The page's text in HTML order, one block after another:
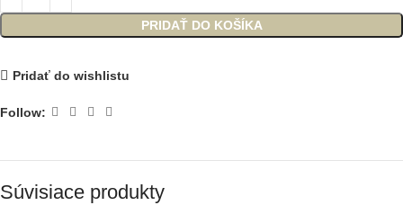
PRIDAŤ DO KOŠÍKA
Pridať do wishlistu
Follow:
Súvisiace produkty